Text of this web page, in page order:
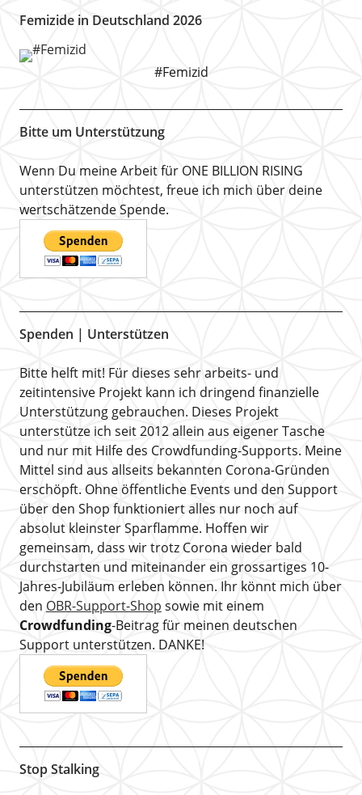
Femizide in Deutschland 2026
#Femizid
Bitte um Unterstützung
Wenn Du meine Arbeit für ONE BILLION RISING
unterstützen möchtest, freue ich mich über deine
wertschätzende Spende.
Spenden | Unterstützen
Bitte helft mit! Für dieses sehr arbeits- und
zeitintensive Projekt kann ich dringend finanzielle
Unterstützung gebrauchen. Dieses Projekt
unterstütze ich seit 2012 allein aus eigener Tasche
und nur mit Hilfe des Crowdfunding-Supports. Meine
Mittel sind aus allseits bekannten Corona-Gründen
erschöpft. Ohne öffentliche Events und den Support
über den Shop funktioniert alles nur noch auf
absolut kleinster Sparflamme. Hoffen wir
gemeinsam, dass wir trotz Corona wieder bald
durchstarten und miteinander ein grossartiges 10-
Jahres-Jubiläum erleben können. Ihr könnt mich über
den OBR-Support-Shop sowie mit einem
Crowdfunding-Beitrag für meinen deutschen
Support unterstützen. DANKE!
Stop Stalking